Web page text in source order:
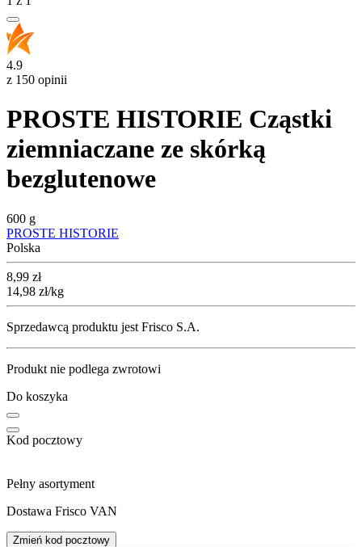
4.9
z 150 opinii
PROSTE HISTORIE Cząstki
ziemniaczane ze skórką
bezglutenowe
600 g
PROSTE HISTORIE
Polska
Cena
8,99 zł
14,98 zł/kg
Sprzedawcą produktu jest Frisco S.A.
Produkt nie podlega zwrotowi
Do koszyka
Kod pocztowy
Pełny asortyment
Dostawa Frisco VAN
Zmień kod pocztowy